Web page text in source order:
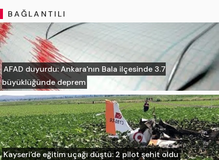
BAĞLANTILI
AFAD duyurdu: Ankara'nın Bala ilçesinde 3.7
büyüklüğünde deprem
Kayseri'de eğitim uçağı düştü: 2 pilot şehit oldu